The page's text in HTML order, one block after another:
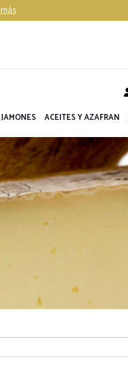
ACEITES Y AZAFRAN